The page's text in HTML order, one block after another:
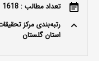
event_note تعداد مطالب : 1618
keyboard_arrow_up
رتبه‌بندی مرکز
استان گلستان